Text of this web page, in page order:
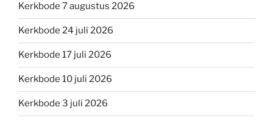
Kerkbode 7 augustus 2026
Kerkbode 24 juli 2026
Kerkbode 17 juli 2026
Kerkbode 10 juli 2026
Kerkbode 3 juli 2026